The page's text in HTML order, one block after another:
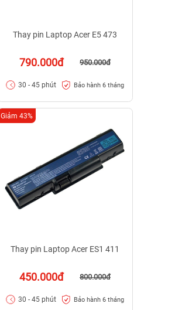
Thay pin Laptop Acer E5 473
790.000đ 950.000đ
30 - 45 phút Bảo hành 6 tháng
Thay pin Laptop Acer ES1 411
450.000đ 800.000đ
Giảm 43%
30 - 45 phút Bảo hành 6 tháng